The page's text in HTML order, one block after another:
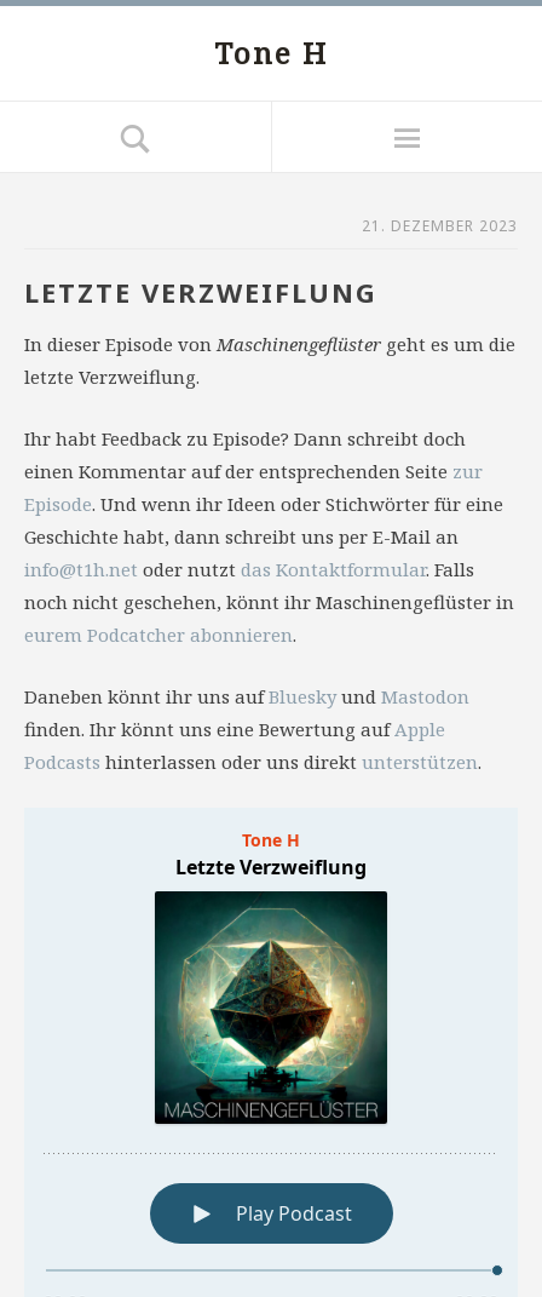
Tone H
21. DEZEMBER 2023
LETZTE VERZWEIFLUNG
In dieser Episode vonMaschinengeflüster geht es um die
letzte Verzweiflung.
Ihr habt Feedback zu Episode? Dann schreibt doch
einen Kommentar auf der entsprechenden Seite zur
Episode. Und wenn ihr Ideen oder Stichwörter für eine
Geschichte habt, dann schreibt uns per E-Mail an
info@t1h.net oder nutzt das Kontaktformular. Falls
noch nicht geschehen, könnt ihr Maschinengeflüster in
eurem Podcatcher abonnieren.
Daneben könnt ihr uns aufBlueskyund Mastodon
finden. Ihr könnt uns eine Bewertung aufApple
Podcasts hinterlassen oder uns direkt unterstützen.